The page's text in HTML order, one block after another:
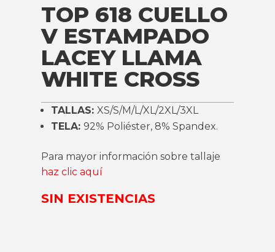
TOP 618 CUELLO
V ESTAMPADO
LACEY LLAMA
WHITE CROSS
TALLAS:XS/S/M/L/XL/2XL/3XL
TELA:92% Poliéster, 8% Spandex.
Para mayor información sobre tallaje
haz clic aquí
SIN EXISTENCIAS